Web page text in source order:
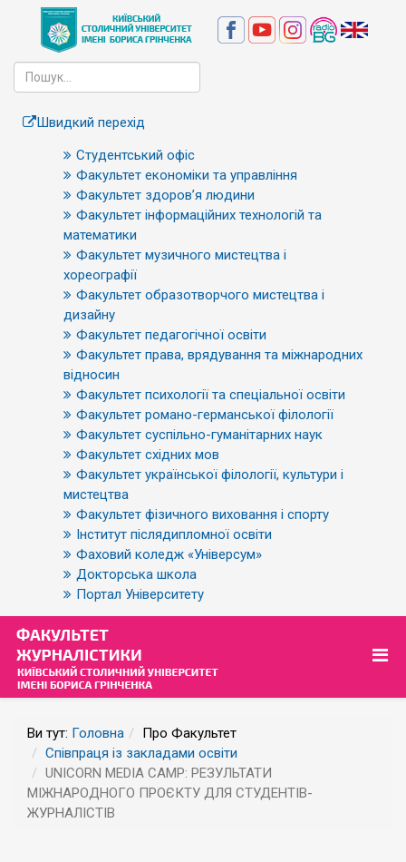
Швидкий перехід
Студентський офіс
Факультет економіки та управління
Факультет здоров’я людини
Факультет інформаційних технологій та
математики
Факультет музичного мистецтва і
хореографії
Факультет образотворчого мистецтва і
дизайну
Факультет педагогічної освіти
Факультет права, врядування та міжнародних
відносин
Факультет психології та спеціальної освіти
Факультет романо-германської філології
Факультет суспільно-гуманітарних наук
Факультет східних мов
Факультет української філології, культури і
мистецтва
Факультет фізичного виховання і спорту
Інститут післядипломної освіти
Фаховий коледж «Універсум»
Докторська школа
Портал Університету
Ви тут: Головна
Про Факультет
Співпраця із закладами освіти
UNICORN MEDIA CAMP: РЕЗУЛЬТАТИ
МІЖНАРОДНОГО ПРОЄКТУ ДЛЯ СТУДЕНТІВ-
ЖУРНАЛІСТІВ